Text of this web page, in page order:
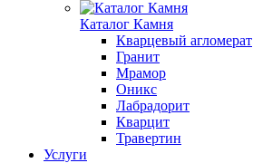
Каталог Камня
Кварцевый агломерат
Гранит
Мрамор
Оникс
Лабрадорит
Кварцит
Травертин
Услуги